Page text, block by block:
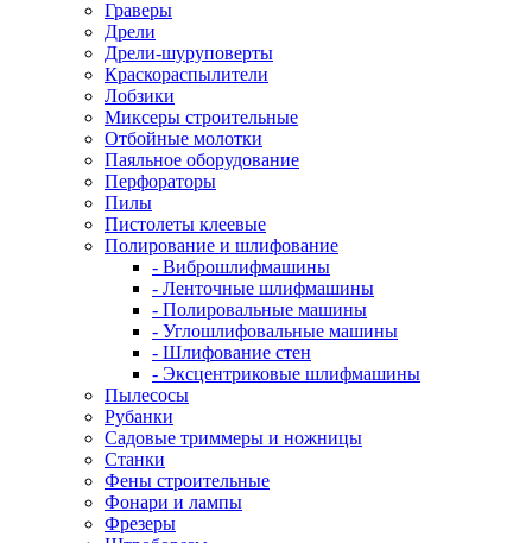
Граверы
Дрели
Дрели-шуруповерты
Краскораспылители
Лобзики
Миксеры строительные
Отбойные молотки
Паяльное оборудование
Перфораторы
Пилы
Пистолеты клеевые
Полирование и шлифование
- Виброшлифмашины
- Ленточные шлифмашины
- Полировальные машины
- Углошлифовальные машины
- Шлифование стен
- Эксцентриковые шлифмашины
Пылесосы
Рубанки
Садовые триммеры и ножницы
Станки
Фены строительные
Фонари и лампы
Фрезеры